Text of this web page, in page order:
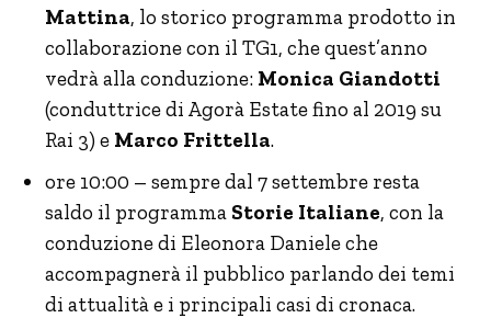
Mattina, lo storico programma prodotto in
collaborazione con il TG1, che quest’anno
vedrà alla conduzione: Monica Giandotti
(conduttrice di Agorà Estate fino al 2019 su
Rai 3) e Marco Frittella.
ore 10:00 – sempre dal 7 settembre resta
saldo il programma Storie Italiane, con la
conduzione di Eleonora Daniele che
accompagnerà il pubblico parlando dei temi
di attualità e i principali casi di cronaca.